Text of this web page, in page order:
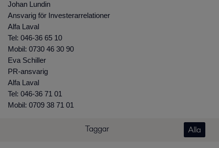
Johan Lundin
Ansvarig för Investerarrelationer
Alfa Laval
Tel: 046-36 65 10
Mobil: 0730 46 30 90
Eva Schiller
PR-ansvarig
Alfa Laval
Tel: 046-36 71 01
Mobil: 0709 38 71 01
Taggar Alla